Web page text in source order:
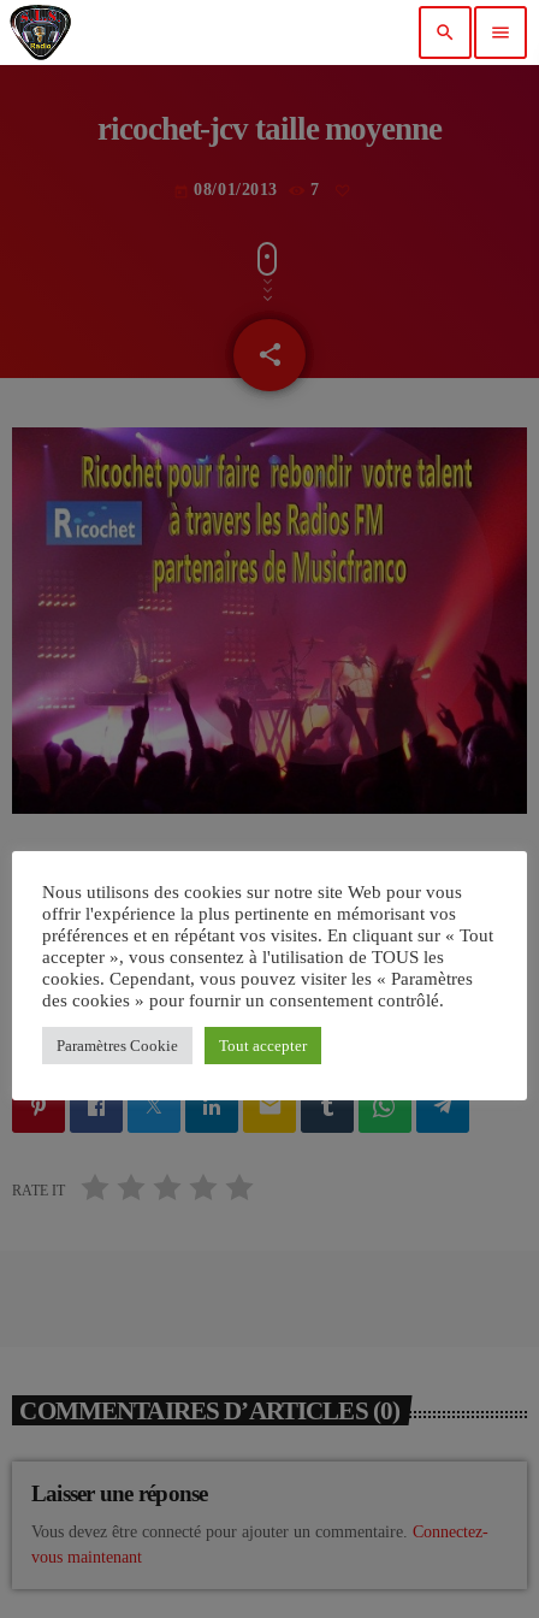
search menu
ricochet-jcv taille moyenne
08/01/2013 7
share
email
email
RATE IT
COMMENTAIRES D’ARTICLES (0)
Laisser une réponse
Vous devez être connecté pour ajouter un commentaire. Connectez-
vous maintenant
Nous utilisons des cookies sur notre site Web pour vous
offrir l'expérience la plus pertinente en mémorisant vos
préférences et en répétant vos visites. En cliquant sur « Tout
accepter », vous consentez à l'utilisation de TOUS les
cookies. Cependant, vous pouvez visiter les « Paramètres
des cookies » pour fournir un consentement contrôlé.
Paramètres Cookie Tout accepter